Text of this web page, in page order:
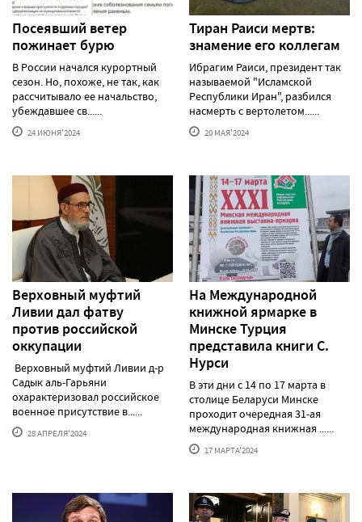
Посеявший ветер
пожинает бурю
В России начался курортный
сезон. Но, похоже, не так, как
рассчитывало ее начальство,
убеждавшее св......
24 ИЮНЯ'2024
Тиран Раиси мертв:
знамение его коллегам
Ибрагим Раиси, президент так
называемой "Исламской
Республики Иран", разбился
насмерть с вертолетом......
20 МАЯ'2024
Верховный муфтий
Ливии дал фатву
против российской
оккупации
Верховный муфтий Ливии д-р
Садык аль-Гарьяни
охарактеризовал российское
военное присутствие в......
28 АПРЕЛЯ'2024
На Международной
книжной ярмарке в
Минске Турция
представила книги С.
Нурси
В эти дни с 14 по 17 марта в
столице Беларуси Минске
проходит очередная 31-ая
международная книжная ......
17 МАРТА'2024